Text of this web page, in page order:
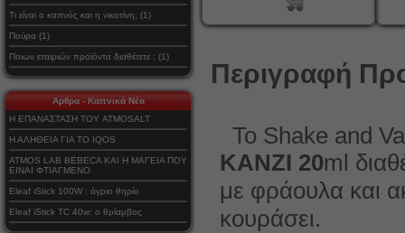
Τι είναι ο καπνός και η νικοτίνη; (1)
Πούρα (1)
Ποιων εταιριών προϊόντα διαθέτετε ; (1)
Αρθρα - Καπνικά Νέα
Η ΕΠΑΝΑΣΤΑΣΗ ΤΟΥ ATMOSALT
Η ΑΛΗΘΕΙΑ ΓΙΑ ΤΟ IQOS
ATMOS LAB BEBECA ΚΑΙ Η ΜΑΓΕΙΑ ΠΟΥ
ΕΙΝΑΙ ΦΤΙΑΓΜΕΝΟ
Eleaf iStick 100W : άγριο θηρίο
Eleaf iStick TC 40w: ο θρίαμβος
Περιγραφή
Το Shake and
KANZI 20ml
με φράουλα και
κουράσει.